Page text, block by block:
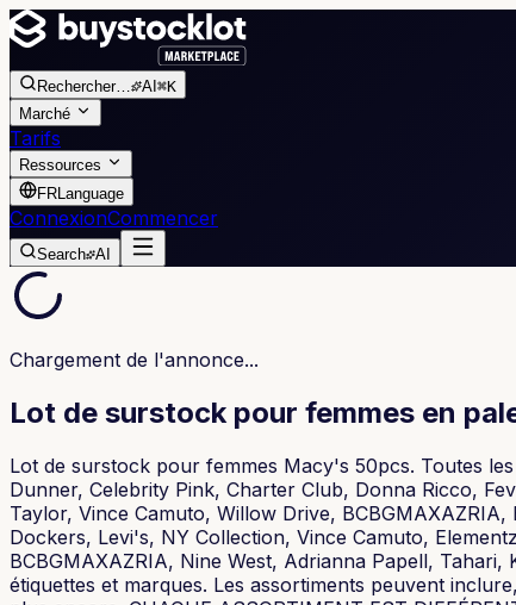
Rechercher… AI ⌘K
Marché
Tarifs
Ressources
FRLanguage
ConnexionCommencer
Search AI
Chargement de l'annonce...
Lot de surstock pour femmes en
Lot de surstock pour femmes Macy's 50pcs. Toutes
Dunner, Celebrity Pink, Charter Club, Donna Ricco,
Taylor, Vince Camuto, Willow Drive,
Dockers, Levi's, NY Collection, Vince Camuto,
BCBGMAXAZRIA, Nine West, Adrianna Papell,
étiquettes et marques. Les assortiments peuvent